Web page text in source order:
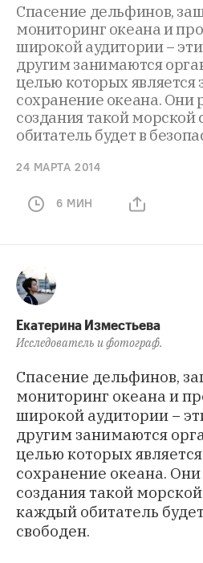
Спасение дельфинов,
мониторинг океана и
широкой аудитории −
другим занимаются
целью которых является
сохранение океана. Они
создания такой
обитатель будет в
24 МАРТА 2014
6 МИН
Екатерина Изместьева
Исследователь и фотограф.
Спасение дельфинов,
мониторинг океана и
широкой аудитории −
другим занимаются
целью которых
сохранение океана.
создания такой
каждый обитатель
свободен.